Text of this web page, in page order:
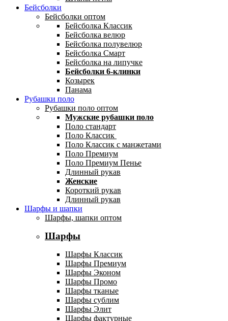
Бейсболки
Бейсболки оптом
Бейсболка Классик
Бейсболка велюр
Бейсболка полувелюр
Бейсболка Смарт
Бейсболка на липучке
Бейсболки 6-клинки
Козырек
Панама
Рубашки поло
Рубашки поло оптом
Мужские рубашки поло
Поло стандарт
Поло Классик
Поло Классик с манжетами
Поло Премиум
Поло Премиум Пенье
Длинный рукав
Женские
Короткий рукав
Длинный рукав
Шарфы и шапки
Шарфы, шапки оптом
Шарфы
Шарфы Классик
Шарфы Премиум
Шарфы Эконом
Шарфы Промо
Шарфы тканые
Шарфы сублим
Шарфы Элит
Шарфы фактурные